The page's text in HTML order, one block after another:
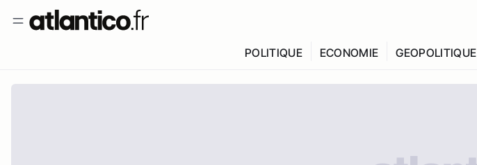
POLITIQUE ECONOMIE GEOPOLITIQUE